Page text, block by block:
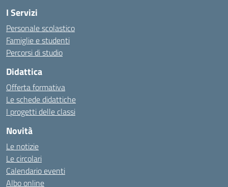
I Servizi
Personale scolastico
Famiglie e studenti
Percorsi di studio
Didattica
Offerta formativa
Le schede didattiche
I progetti delle classi
Novità
Le notizie
Le circolari
Calendario eventi
Albo online